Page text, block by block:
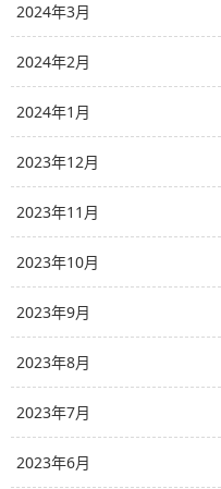
2024年3月
2024年2月
2024年1月
2023年12月
2023年11月
2023年10月
2023年9月
2023年8月
2023年7月
2023年6月